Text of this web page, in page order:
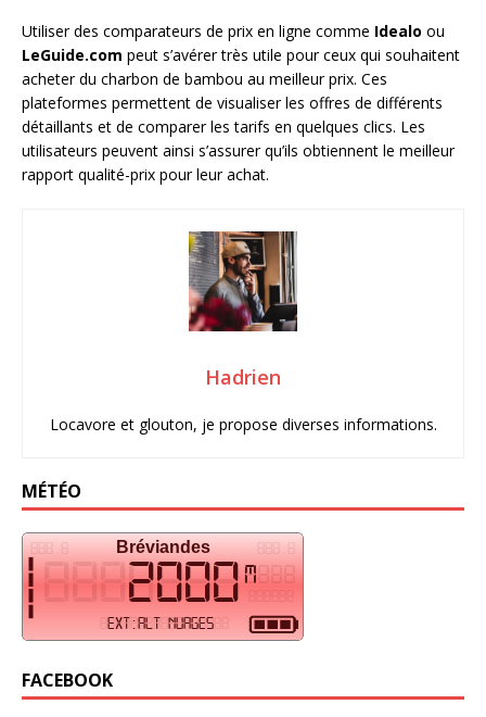
Utiliser des comparateurs de prix en ligne comme Idealo ou
LeGuide.com peut s’avérer très utile pour ceux qui souhaitent
acheter du charbon de bambou au meilleur prix. Ces
plateformes permettent de visualiser les offres de différents
détaillants et de comparer les tarifs en quelques clics. Les
utilisateurs peuvent ainsi s’assurer qu’ils obtiennent le meilleur
rapport qualité-prix pour leur achat.
Hadrien
Locavore et glouton, je propose diverses informations.
MÉTÉO
FACEBOOK